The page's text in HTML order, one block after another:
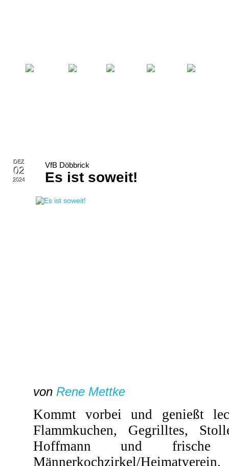
DEZ
02
2024
VfB Döbbrick
Es ist soweit!
von Rene Mettke
Kommt vorbei und genießt
Flammkuchen, Gegrilltes,
Hoffmann und
Männerkochzirkel/Heimatverein.